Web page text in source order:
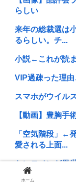
らしい
来年の総裁選は
るらしい。チ...
小説←これが読
VIP過疎った理
スマホがウイル
【動画】豊胸
「空気階段」←
愛される上面...
ケンモメンが異
近づきたくな...
ホーム